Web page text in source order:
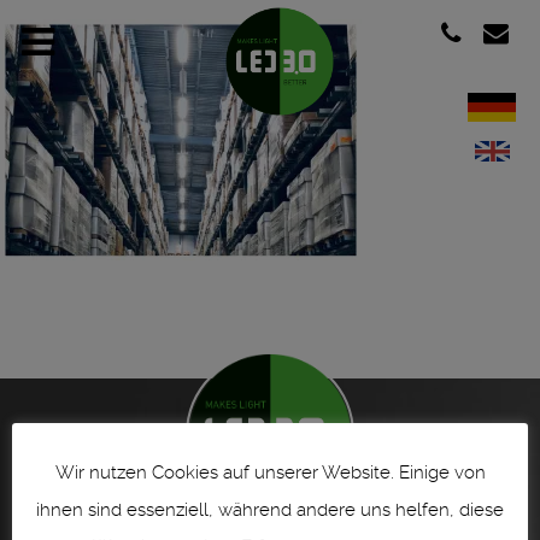
Wir nutzen Cookies auf unserer Website. Einige von
ihnen sind essenziell, während andere uns helfen, diese